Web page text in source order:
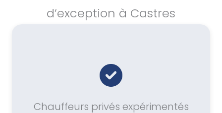
d’exception à Castres
Chauffeurs privés expérimentés